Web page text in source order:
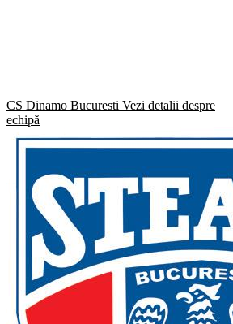
CS Dinamo Bucuresti Vezi detalii despre
echipă